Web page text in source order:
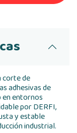
corte de
adhesivas de
en entornos
por DERFI,
y estable
industrial.